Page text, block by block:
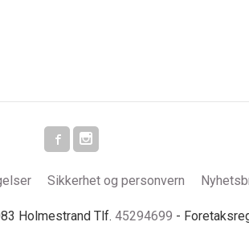
Sikkerhet og personvern
Holmestrand Tlf. 45294699 -